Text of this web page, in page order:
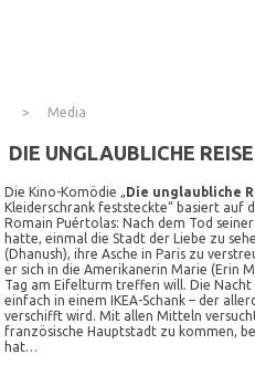
Media
DIE UNGLAUBLICHE
Die Kino-Komödie „Die unglaubliche
Kleiderschrank feststeckte“ basiert auf
Romain Puértolas: Nach dem Tod
hatte, einmal die Stadt der Liebe zu
(Dhanush), ihre Asche in Paris zu
er sich in die Amerikanerin Marie (Erin
Tag am Eifelturm treffen will. Die
einfach in einem IKEA-Schank – der
verschifft wird. Mit allen Mitteln
französische Hauptstadt zu kommen,
hat…